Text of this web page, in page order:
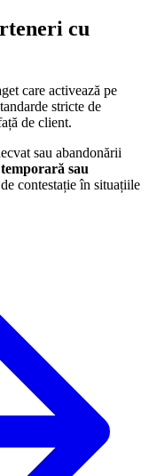
cu
care activează pe
stricte de
de client.
sau abandonării
sau
contestație în situațiile